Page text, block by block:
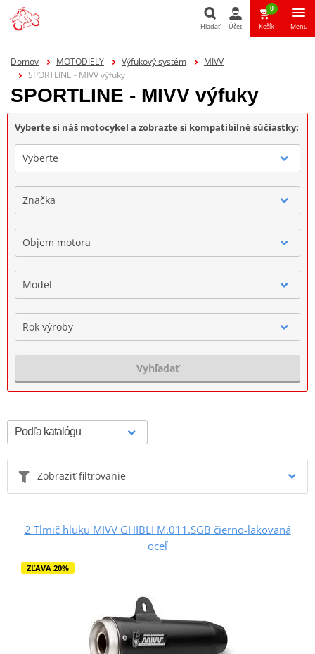
Hľadať Účet
0
Košík Menu
Domov MOTODIELY Výfukový systém
MIVV
SPORTLINE - MIVV výfuky
SPORTLINE - MIVV výfuky
Vyberte si náš motocykel a zobrazte si kompatibilné súčiastky:
Vyberte
Značka
Objem motora
Model
Rok výroby
Vyhľadať
Zobraziť filtrovanie
2 Tlmič hluku MIVV GHIBLI M.011.SGB čierno-lakovaná
oceľ
ZĽAVA 20%